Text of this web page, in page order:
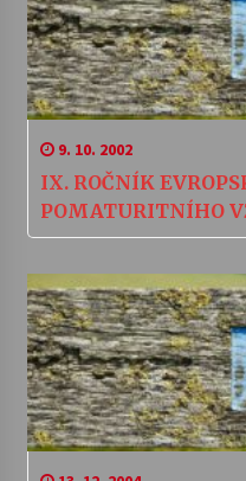
9. 10. 2002
IX. ROČNÍK
POMATURITNÍHO